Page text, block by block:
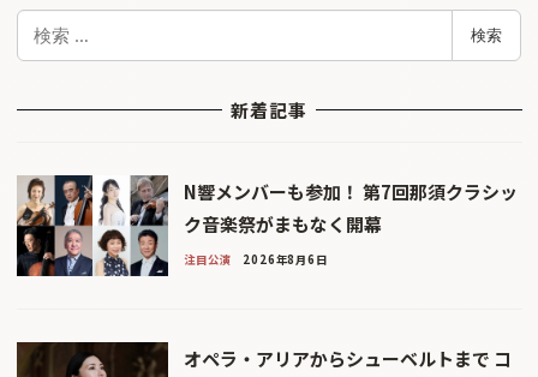
検
検索
新着記事
N響メンバーも参加！ 第7回那須クラシッ
ク音楽祭がまもなく開幕
注目公演 2026年8月6日
オペラ・アリアからシューベルトまで コ